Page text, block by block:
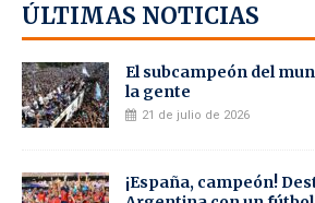
ÚLTIMAS NOTICIAS
El subcampeón del
la gente
21 de julio de 2026
¡España, campeón!